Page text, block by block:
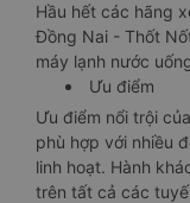
Hầu hết các hãng
Đồng Nai - Thốt
máy lạnh nước
Ưu điểm
Ưu điểm nổi trội
phù hợp với nhiều
linh hoạt. Hành
trên tất cả các